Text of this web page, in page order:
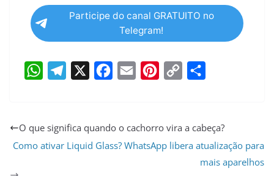
Participe do canal GRATUITO no
Telegram!
a
t
l
e
c
e
a
i
n
t
p
y
a
r
O que significa quando o cachorro vira a cabeça?
Como ativar Liquid Glass? WhatsApp libera atualização para
mais aparelhos